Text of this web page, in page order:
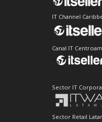
IT Channel
Canal IT
Sector IT
Sector Retail